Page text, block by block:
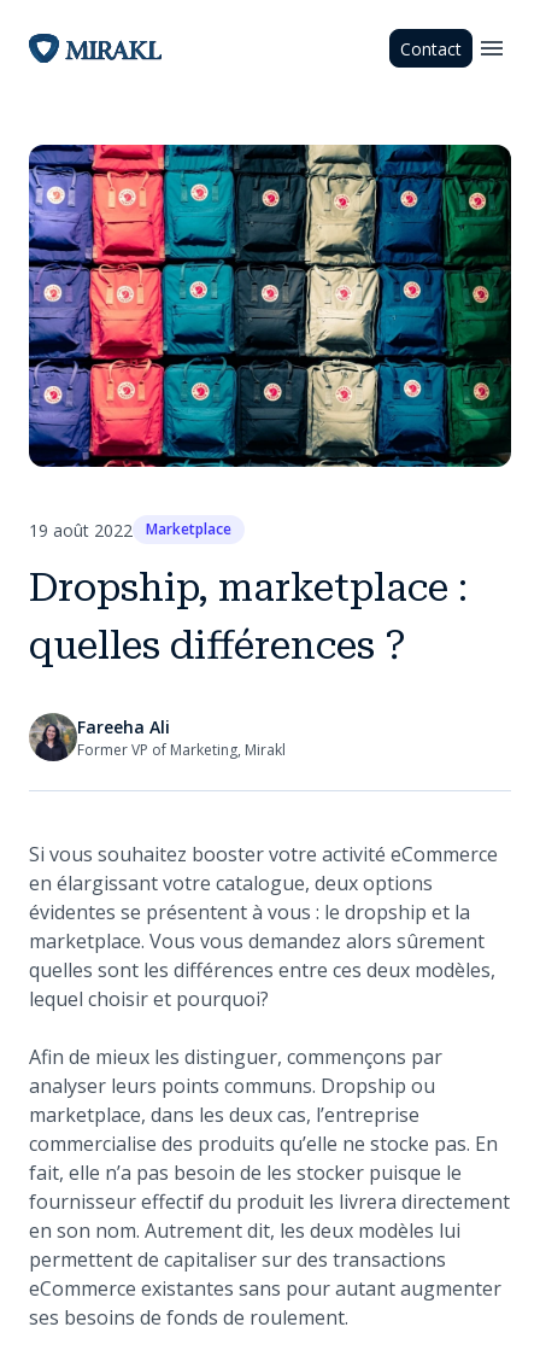
Contact
19 août 2022 Marketplace
Dropship, marketplace :
quelles différences ?
Fareeha Ali
Former VP of Marketing, Mirakl
Si vous souhaitez booster votre activité eCommerce
en élargissant votre catalogue, deux options
évidentes se présentent à vous : le dropship et la
marketplace. Vous vous demandez alors sûrement
quelles sont les différences entre ces deux modèles,
lequel choisir et pourquoi?
Afin de mieux les distinguer, commençons par
analyser leurs points communs. Dropship ou
marketplace, dans les deux cas, l’entreprise
commercialise des produits qu’elle ne stocke pas. En
fait, elle n’a pas besoin de les stocker puisque le
fournisseur effectif du produit les livrera directement
en son nom. Autrement dit, les deux modèles lui
permettent de capitaliser sur des transactions
eCommerce existantes sans pour autant augmenter
ses besoins de fonds de roulement.